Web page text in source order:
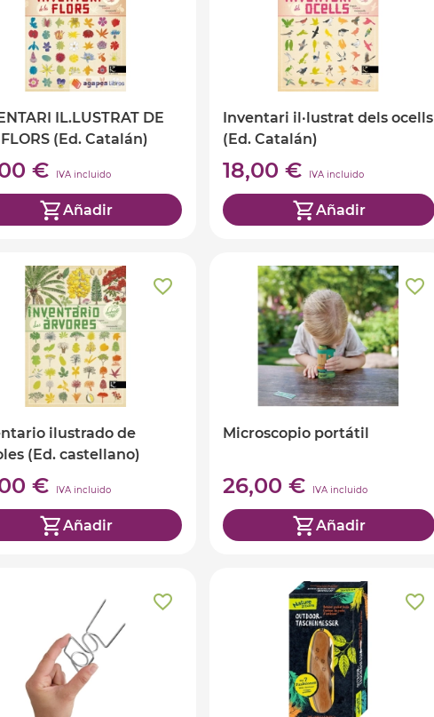
IL.LUSTRAT DE
FLORS (Ed. Catalán)
€ IVA incluido
Añadir
Inventari il·lustrat dels ocells
(Ed. Catalán)
18,00 € IVA incluido
Añadir
ilustrado de
(Ed. castellano)
€ IVA incluido
Añadir
Microscopio portátil
26,00 € IVA incluido
Añadir